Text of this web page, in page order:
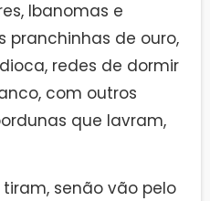
Ibanomas e
pranchinhas de ouro,
redes de dormir
com outros
que lavram,
tiram, senão vão pelo